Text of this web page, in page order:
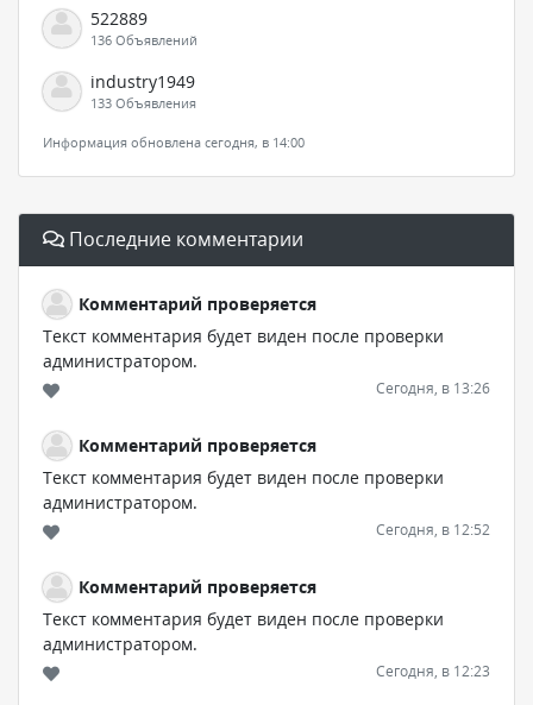
522889
136 Объявлений
industry1949
133 Объявления
Информация обновлена сегодня, в 14:00
Последние комментарии
Комментарий проверяется
Текст комментария будет виден после проверки
администратором.
Сегодня, в 13:26
Комментарий проверяется
Текст комментария будет виден после проверки
администратором.
Сегодня, в 12:52
Комментарий проверяется
Текст комментария будет виден после проверки
администратором.
Сегодня, в 12:23